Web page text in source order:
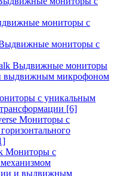
мониторы с
мониторы с
Выдвижные мониторы
выдвижным микрофоном
с уникальным
[6]
Мониторы с
Мониторы с
и выдвижным